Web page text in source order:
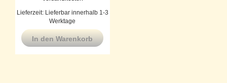
Lieferzeit:
Lieferbar innerhalb 1-3
Werktage
In den Warenkorb